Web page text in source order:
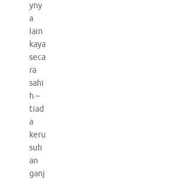
yny
a
lain
kaya
seca
ra
sahi
h –
tiad
a
keru
suh
an
ganj